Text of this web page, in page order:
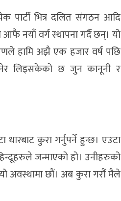
पार्टी भित्र दलित संगठन आदि
नयाँ वर्ग स्थापना गर्दै छन्। यो
हामि अझै एक हजार वर्ष पछि
लिइसकेको छ जुन कानूनी र
कुरा गर्नुपर्ने हुन्छ। एउटा
जन्माएको हो। उनीहरुको
अवस्थामा छौं। अब कुरा गरौं मैले